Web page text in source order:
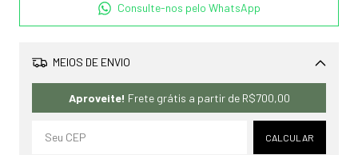
Consulte-nos pelo WhatsApp
MEIOS DE ENVIO
Aproveite! Frete grátis a partir de R$700,00
CALCULAR